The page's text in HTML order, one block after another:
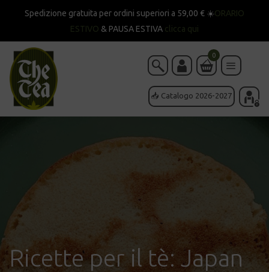
Spedizione gratuita per ordini superiori a 59,00 € ☀️ORARIO
ESTIVO & PAUSA ESTIVA clicca qui
📥 Catalogo 2026-2027
0
Ricette per il tè: Japan